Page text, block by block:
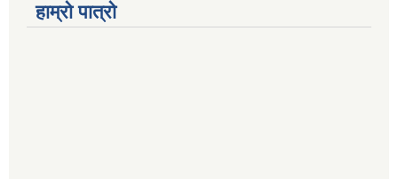
हाम्रो पात्रो